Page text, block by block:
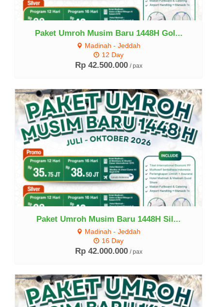
Paket Umroh Musim Baru 1448H Gol...
Madinah - Jeddah
12 Day
Rp 42.500.000 / pax
Lihat Detail
Paket Umroh Musim Baru 1448H Sil...
Madinah - Jeddah
16 Day
Rp 42.000.000 / pax
Lihat Detail